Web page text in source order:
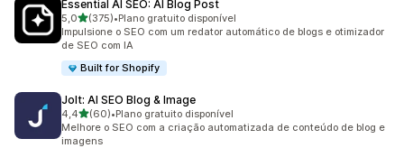
Essential AI SEO: AI Blog Post
5,0de 5 estrelas
(375)
375 avaliações ao todo
•Plano gratuito disponível
Impulsione o SEO com um redator automático de blogs e otimizador
de SEO com IA
Built for Shopify
Jolt: AI SEO Blog & Image
4,4de 5 estrelas
(60)
60 avaliações ao todo
•Plano gratuito disponível
Melhore o SEO com a criação automatizada de conteúdo de blog e
imagens